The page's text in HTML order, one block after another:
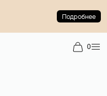
Подробнее
0